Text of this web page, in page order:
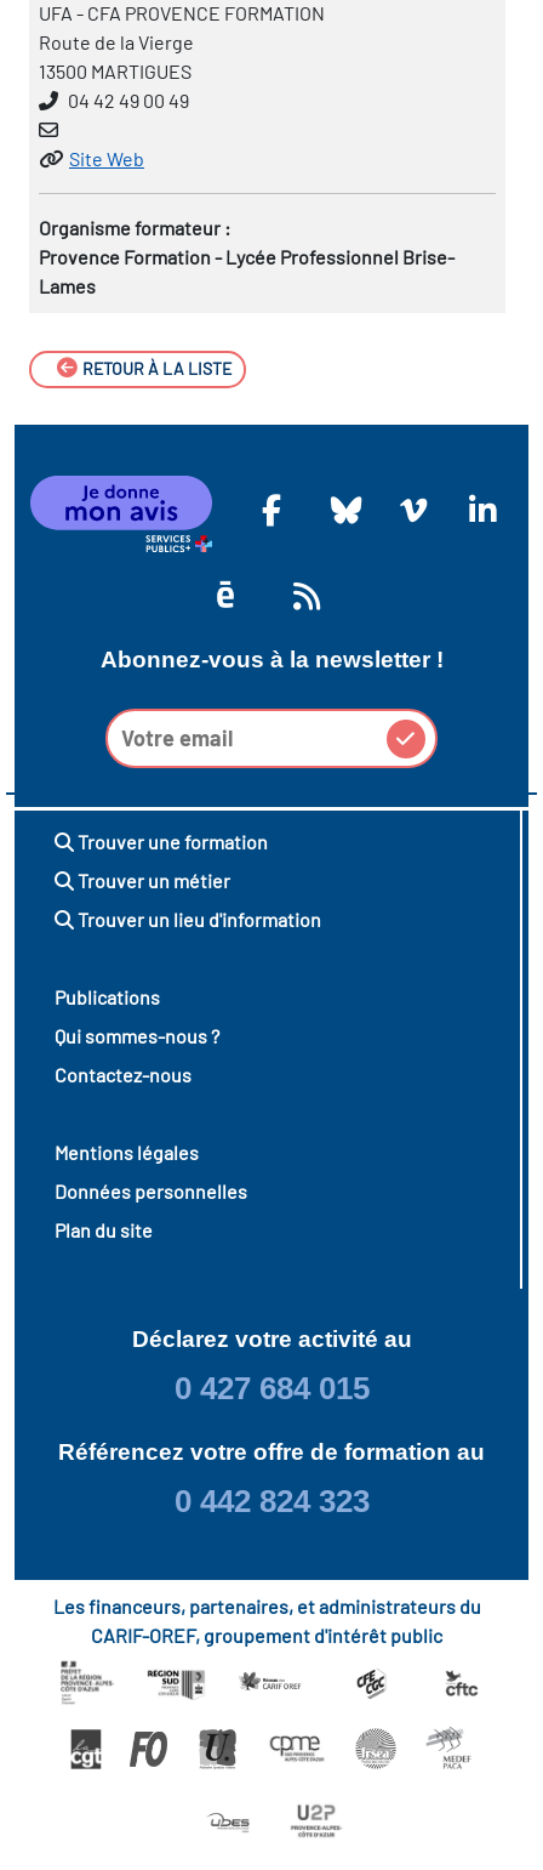
UFA - CFA PROVENCE FORMATION
Route de la Vierge
13500 MARTIGUES
04 42 49 00 49
Site Web
Organisme formateur :
Provence Formation - Lycée Professionnel Brise-
Lames
RETOUR À LA LISTE
Abonnez-vous à la newsletter !
Trouver une formation
Trouver un métier
Trouver un lieu d'information
Publications
Qui sommes-nous ?
Contactez-nous
Mentions légales
Données personnelles
Plan du site
Déclarez votre activité au
0 427 684 015
Référencez votre offre de formation au
0 442 824 323
Les financeurs, partenaires, et administrateurs du
CARIF-OREF, groupement d'intérêt public